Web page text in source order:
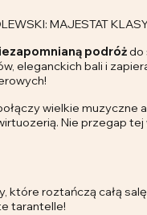
MAJESTAT
podróżdo
eleganckich bali i
wielkie muzyczne
Nie przegap
które roztańczą całą
tarantelle!